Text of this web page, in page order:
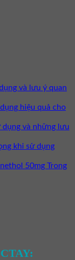
và lưu ý quan
hiệu quả cho
và những lưu
khi sử dụng
50mg Trong